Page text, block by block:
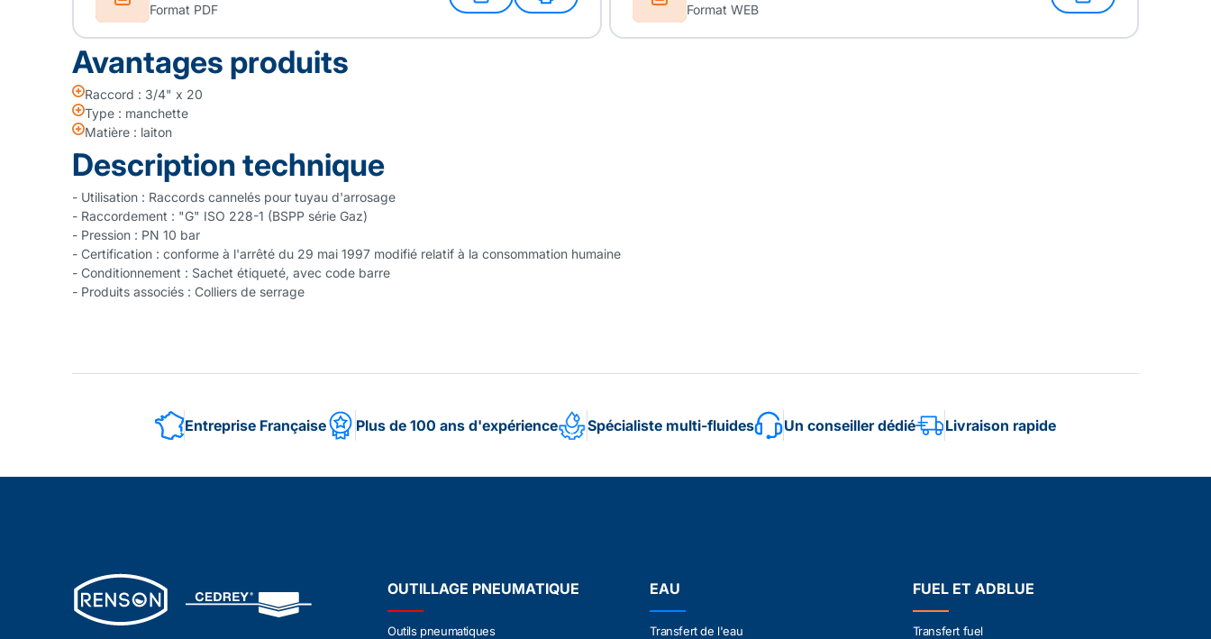
Format PDF Format WEB
Avantages produits
Raccord : 3/4" x 20
Type : manchette
Matière : laiton
Description technique
- Utilisation : Raccords cannelés pour tuyau d'arrosage
- Raccordement : "G" ISO 228-1 (BSPP série Gaz)
- Pression : PN 10 bar
- Certification : conforme à l'arrêté du 29 mai 1997 modifié relatif à la consommation humaine
- Conditionnement : Sachet étiqueté, avec code barre
- Produits associés : Colliers de serrage
Entreprise Française Plus de 100 ans d'expérience Spécialiste multi-fluides Un conseiller dédié Livraison rapide
OUTILLAGE PNEUMATIQUE
Outils pneumatiques
EAU
Transfert de l'eau
FUEL ET ADBLUE
Transfert fuel